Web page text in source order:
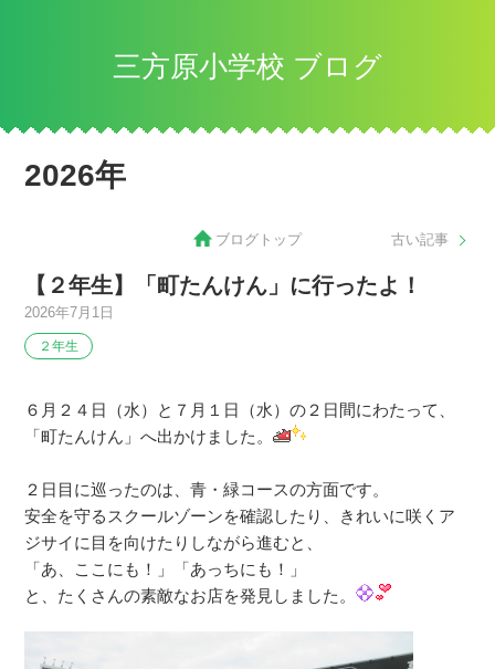
三方原小学校 ブログ
2026年
古い記事
ブログトップ
【２年生】「町たんけん」に行ったよ！
2026年7月1日
２年生
６月２４日（水）と７月１日（水）の２日間にわたって、
「町たんけん」へ出かけました。
２日目に巡ったのは、青・緑コースの方面です。
安全を守るスクールゾーンを確認したり、きれいに咲くア
ジサイに目を向けたりしながら進むと、
「あ、ここにも！」「あっちにも！」
と、たくさんの素敵なお店を発見しました。